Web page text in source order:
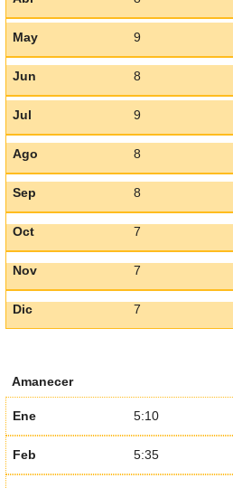
May 9
Jun 8
Jul 9
Ago 8
Sep 8
Oct 7
Nov 7
Dic 7
Amanecer
Ene 5:10
Feb 5:35